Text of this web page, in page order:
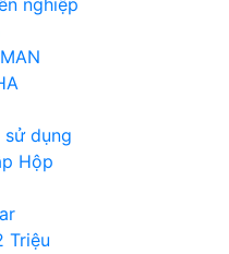
nghiệp
sử dụng
Hộp
Triệu